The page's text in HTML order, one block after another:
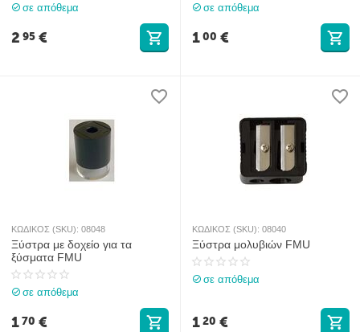
σε απόθεμα
2 95 €
σε απόθεμα
100 €
ΚΩΔΙΚΟΣ (SKU): 08048
Ξύστρα με δοχείο για τα
ξύσματα FMU
σε απόθεμα
170 €
ΚΩΔΙΚΟΣ (SKU): 08040
Ξύστρα μολυβιών FMU
σε απόθεμα
120 €